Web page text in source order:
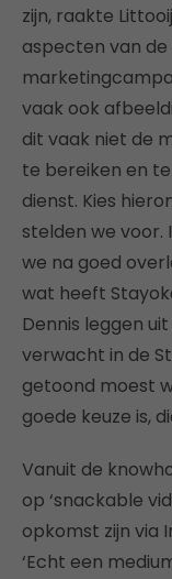
zijn, raakte
aspecten van de
vaak ook
dit vaak niet de
te bereiken en
dienst. Kies
stelden we voor.
we na goed
wat heeft
Dennis leggen
verwacht in de
getoond moest
goede keuze is,
Vanuit de
op ‘snackable
opkomst zijn via
‘Echt een